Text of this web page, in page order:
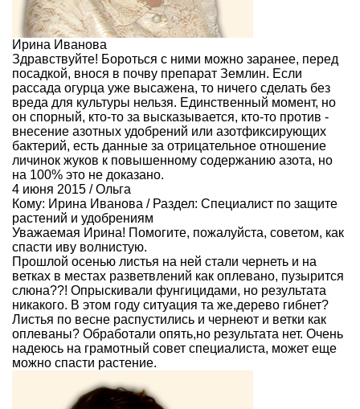
Ирина Иванова
Здравствуйте! Бороться с ними можно заранее, перед
посадкой, внося в почву препарат Землин. Если
рассада огурца уже высажена, то ничего сделать без
вреда для культуры нельзя. Единственный момент, но
он спорный, кто-то за высказывается, кто-то против -
внесение азотных удобрений или азотфиксирующих
бактерий, есть данные за отрицательное отношение
личинок жуков к повышенному содержанию азота, но
на 100% это не доказано.
4 июня 2015 / Ольга
Кому: Ирина Иванова / Раздел: Специалист по защите
растений и удобрениям
Уважаемая Ирина! Помогите, пожалуйста, советом, как
спасти иву волнистую.
Прошлой осенью листья на ней стали чернеть и на
ветках в местах разветвлений как оплевано, пузырится
слюна??! Опрыскивали фунгицидами, но результата
никакого. В этом году ситуация та же,дерево гибнет?
Листья по весне распустились и чернеют и ветки как
оплеваны? Обработали опять,но результата нет. Очень
надеюсь на грамотный совет специалиста, может еще
можно спасти растение.